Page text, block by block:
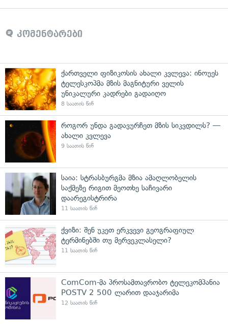
კომენტარები
ქართველი ფიზიკოსის ახალი კვლევა: ინოუეს
ტელესკოპმა მზის მაგნიტური ველის
უნიკალური კადრები გადაიღო
8 საათის წინ
როგორ უნდა გადავურჩეთ მზის სიკვდილს? —
ახალი კვლევა
9 საათის წინ
საია: სტრასბურგმა მზია ამაღლობელის
საქმეზე რიგით მეოთხე საჩივარი
დაარეგისტრირა
11 საათის წინ
ქვიზი: შენ უკეთ ერკვევი გეოგრაფიულ
ტერმინებში თუ მერვეკლასელი?
11 საათის წინ
ComCom-მა პროსამთავრობო ტელეკომპანია
POSTV 2 500 ლარით დააჯარიმა
12 საათის წინ